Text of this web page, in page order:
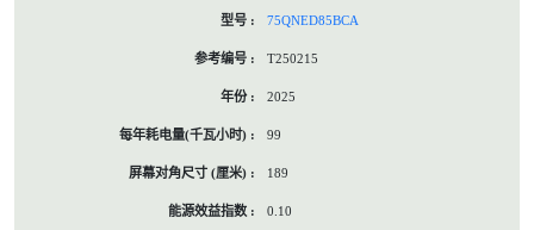
75QNED85BCA
T250215
2025
99
189
0.10